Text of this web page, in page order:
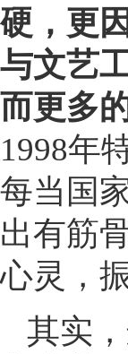
硬，更
与文艺
而更多
1998年
每当国
出有筋
心灵，
其实